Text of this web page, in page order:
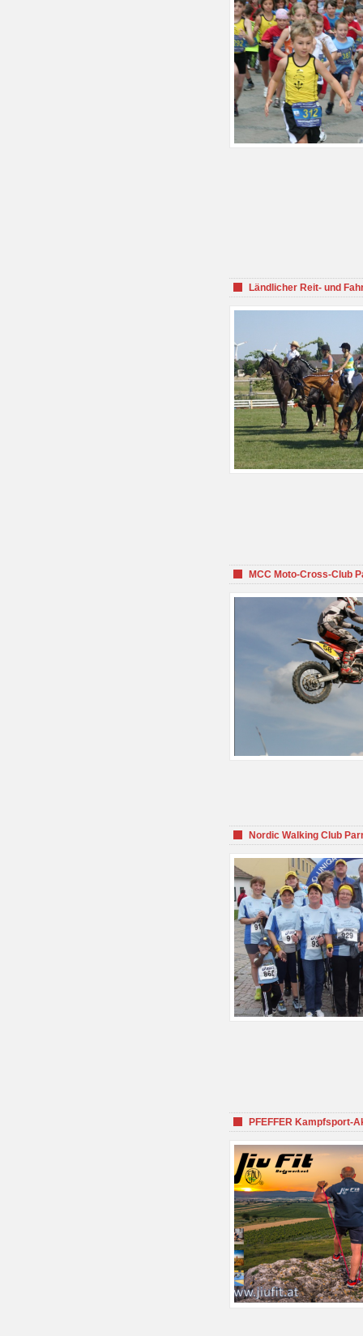
Ländlicher Reit- und
MCC Moto-Cross-Club
Nordic Walking Club
PFEFFER Kampfsport-